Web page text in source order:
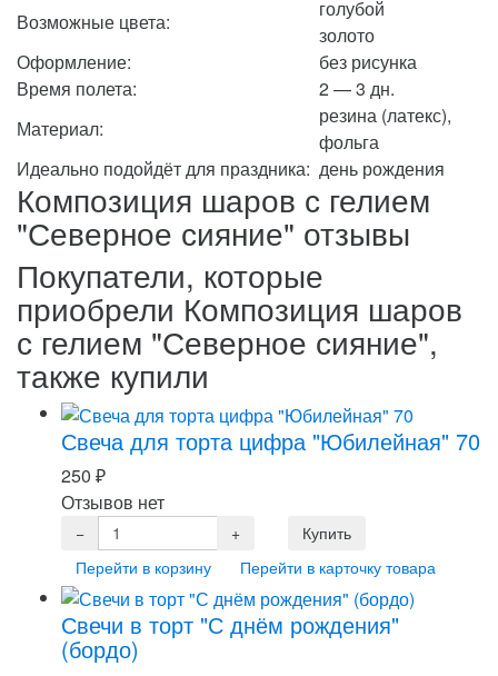
Возможные цвета:
голубой
золото
Оформление:
без рисунка
Время полета:
2 — 3 дн.
Материал:
резина (латекс),
фольга
Идеально подойдёт для праздника: день рождения
Композиция шаров с гелием
"Северное сияние" отзывы
Покупатели, которые
приобрели Композиция шаров
с гелием "Северное сияние",
также купили
Свеча для торта цифра "Юбилейная" 70
250 ₽
Отзывов нет
Перейти в корзину Перейти в карточку товара
Свечи в торт "С днём рождения"
(бордо)